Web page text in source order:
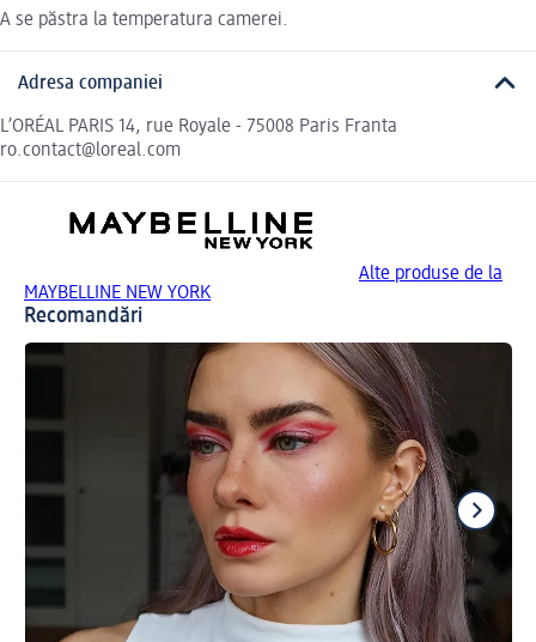
A se păstra la temperatura camerei.
Adresa companiei
L’ORÉAL PARIS 14, rue Royale - 75008 Paris Franta
ro.contact@loreal.com
Alte produse de la
MAYBELLINE NEW YORK
Recomandări